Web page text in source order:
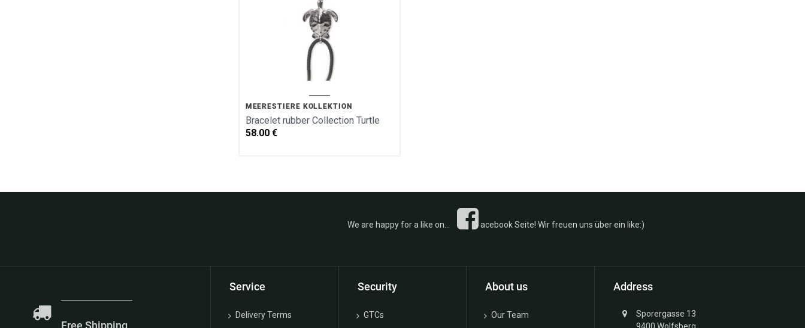
MEERESTIERE KOLLEKTION
Bracelet rubber Collection Turtle
58.00€
We are happy for a like on... acebook Seite! Wir freuen uns über ein like:)
Free Shipping
Service
Delivery Terms
Security
GTCs
About us
Our Team
Address
Sporergasse 13